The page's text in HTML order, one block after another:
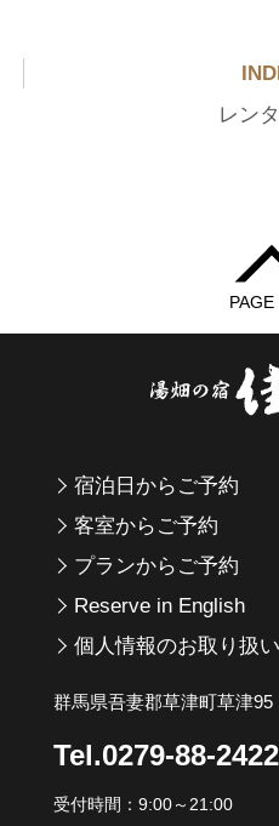
レン
宿泊日からご予約
客室からご予約
プランからご予約
Reserve in English
個人情報のお取り扱
群馬県吾妻郡草津町草津95
Tel.0279-88-2422
受付時間：9:00～21:00